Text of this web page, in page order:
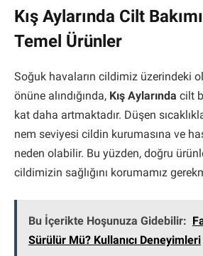
Kış Aylarında Cilt
Temel Ürünler
Soğuk havaların cildimiz üzerindeki
önüne alındığında, Kış Aylarında cilt
kat daha artmaktadır. Düşen
nem seviyesi cildin kurumasına ve
neden olabilir. Bu yüzden, doğru
cildimizin sağlığını korumamız
Bu İçerikte Hoşunuza Gidebilir:
Sürülür Mü? Kullanıcı Deneyimleri